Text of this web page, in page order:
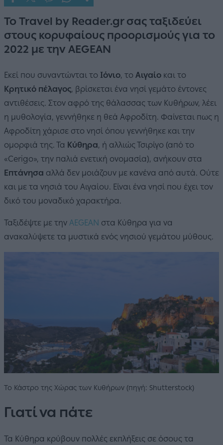
Το Travel by Reader.gr σας ταξιδεύει
στους κορυφαίους προορισμούς για το
2022 με την AEGEAN
Εκεί που συναντώνται το Ιόνιο, το Αιγαίο και το
Κρητικό πέλαγος, βρίσκεται ένα νησί γεμάτο έντονες
αντιθέσεις. Στον αφρό της θάλασσας των Κυθήρων, λέει
η μυθολογία, γεννήθηκε η θεά Αφροδίτη. Φαίνεται πως η
Αφροδίτη χάρισε στο νησί όπου γεννήθηκε και την
ομορφιά της. Τα Κύθηρα, ή αλλιώς Τσιρίγο (από το
«Cerigo», την παλιά ενετική ονομασία), ανήκουν στα
Επτάνησα αλλά δεν μοιάζουν με κανένα από αυτά. Ούτε
και με τα νησιά του Αιγαίου. Είναι ένα νησί που έχει τον
δικό του μοναδικό χαρακτήρα.
Ταξιδέψτε με την AEGEAN στα Κύθηρα για να
ανακαλύψετε τα μυστικά ενός νησιού γεμάτου μύθους.
Το Κάστρο της Χώρας των Κυθήρων (πηγή: Shutterstock)
Γιατί να πάτε
Τα Κύθηρα κρύβουν πολλές εκπλήξεις σε όσους τα